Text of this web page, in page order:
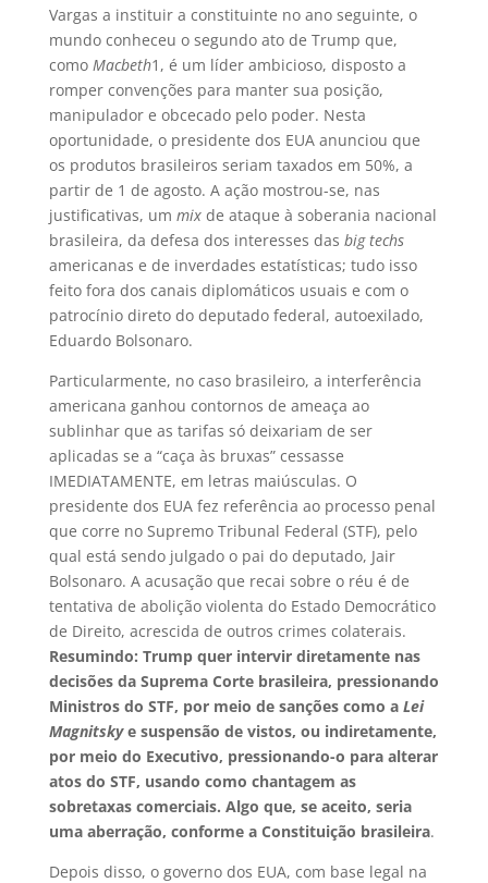
Vargas a instituir a constituinte no ano seguinte, o
mundo conheceu o segundo ato de Trump que,
como Macbeth1 , é um líder ambicioso, disposto a
romper convenções para manter sua posição,
manipulador e obcecado pelo poder. Nesta
oportunidade, o presidente dos EUA anunciou que
os produtos brasileiros seriam taxados em 50%, a
partir de 1 de agosto. A ação mostrou-se, nas
justificativas, um mixde ataque à soberania nacional
brasileira, da defesa dos interesses das big techs
americanas e de inverdades estatísticas; tudo isso
feito fora dos canais diplomáticos usuais e com o
patrocínio direto do deputado federal, autoexilado,
Eduardo Bolsonaro.
Particularmente, no caso brasileiro, a interferência
americana ganhou contornos de ameaça ao
sublinhar que as tarifas só deixariam de ser
aplicadas se a “caça às bruxas” cessasse
IMEDIATAMENTE, em letras maiúsculas. O
presidente dos EUA fez referência ao processo penal
que corre no Supremo Tribunal Federal (STF), pelo
qual está sendo julgado o pai do deputado, Jair
Bolsonaro. A acusação que recai sobre o réu é de
tentativa de abolição violenta do Estado Democrático
de Direito, acrescida de outros crimes colaterais.
Resumindo: Trump quer intervir diretamente nas
decisões da Suprema Corte brasileira, pressionando
Ministros do STF, por meio de sanções como a Lei
Magnitskye suspensão de vistos, ou indiretamente,
por meio do Executivo, pressionando-o para alterar
atos do STF, usando como chantagem as
sobretaxas comerciais. Algo que, se aceito, seria
uma aberração, conforme a Constituição brasileira.
Depois disso, o governo dos EUA, com base legal na